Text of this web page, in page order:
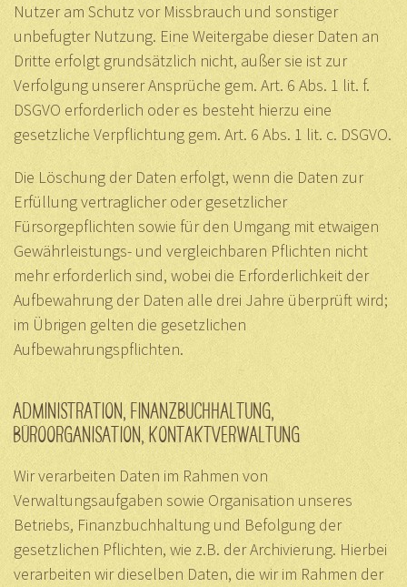
Nutzer am Schutz vor Missbrauch und sonstiger
unbefugter Nutzung. Eine Weitergabe dieser Daten an
Dritte erfolgt grundsätzlich nicht, außer sie ist zur
Verfolgung unserer Ansprüche gem. Art. 6 Abs. 1 lit. f.
DSGVO erforderlich oder es besteht hierzu eine
gesetzliche Verpflichtung gem. Art. 6 Abs. 1 lit. c. DSGVO.
Die Löschung der Daten erfolgt, wenn die Daten zur
Erfüllung vertraglicher oder gesetzlicher
Fürsorgepflichten sowie für den Umgang mit etwaigen
Gewährleistungs- und vergleichbaren Pflichten nicht
mehr erforderlich sind, wobei die Erforderlichkeit der
Aufbewahrung der Daten alle drei Jahre überprüft wird;
im Übrigen gelten die gesetzlichen
Aufbewahrungspflichten.
ADMINISTRATION, FINANZBUCHHALTUNG,
BÜROORGANISATION, KONTAKTVERWALTUNG
Wir verarbeiten Daten im Rahmen von
Verwaltungsaufgaben sowie Organisation unseres
Betriebs, Finanzbuchhaltung und Befolgung der
gesetzlichen Pflichten, wie z.B. der Archivierung. Hierbei
verarbeiten wir dieselben Daten, die wir im Rahmen der